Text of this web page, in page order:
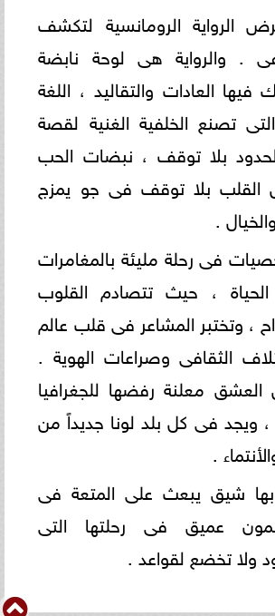
الرواية الرومانسية لتكشف
. والرواية هى لوحة نابضة
فيها العادات والتقاليد ، اللغة
تصنع الخلفية الغنية لقصة
بلا توقف ، نبضات الحب
بلا توقف فى جو يمزج
.
فى رحلة مليئة بالمغامرات
، حيث تتصادم القلوب
، وتختبر المشاعر فى قلب عالم
الثقافى وصراعات الهوية .
معلنة رفضها للجغرافيا
، ويجد فى كل بلد لونا جديداً من
.
شيق يبعث على المتعة فى
عميق فى رحلتها التى
ولا تخضع لقواعد .